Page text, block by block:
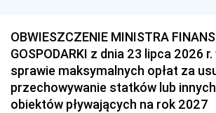
OBWIESZCZENIE MINISTRA
GOSPODARKI z dnia 23 lipca 2026 r.
sprawie maksymalnych opłat za
przechowywanie statków lub innych
obiektów pływających na rok 2027